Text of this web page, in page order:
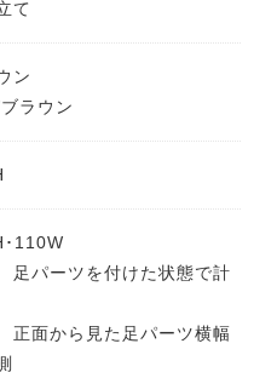
て
ン
ラウン
110W
パーツを付けた状態で計
面から見た足パーツ横幅